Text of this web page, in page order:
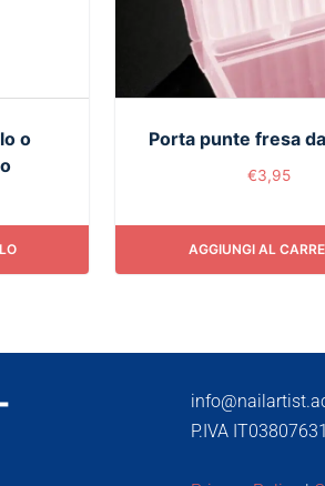
o
Porta punte fresa
€3,95
AGGIUNGI AL
P.IVA